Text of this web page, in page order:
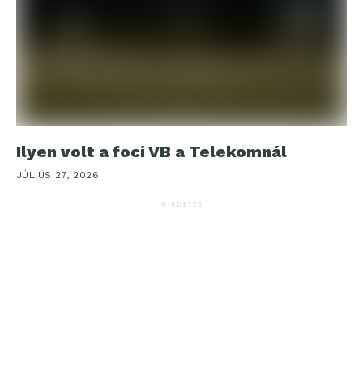
Ilyen volt a foci VB a Telekomnál
JÚLIUS 27, 2026
HIRDETÉS